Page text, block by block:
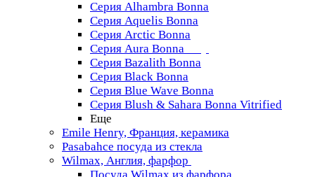
Серия Alhambra Bonna
Серия Aquelis Bonna
Серия Arctic Bonna
Серия Aura Bonna
Серия Bazalith Bonna
Серия Black Bonna
Серия Blue Wave Bonna
Серия Blush & Sahara Bonna Vitrified
Еще
Emile Henry, Франция, керамика
Pasabahce посуда из стекла
Wilmax, Англия, фарфор